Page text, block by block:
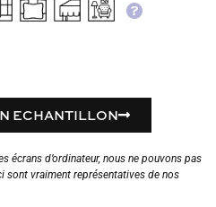
ECHANTILLON
écrans d’ordinateur, nous ne pouvons pas
sont vraiment représentatives de nos